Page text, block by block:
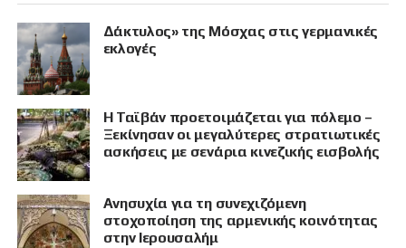
Δάκτυλος» της Μόσχας στις γερμανικές
εκλογές
Η Ταϊβάν προετοιμάζεται για πόλεμο –
Ξεκίνησαν οι μεγαλύτερες στρατιωτικές
ασκήσεις με σενάρια κινεζικής εισβολής
Ανησυχία για τη συνεχιζόμενη
στοχοποίηση της αρμενικής κοινότητας
στην Ιερουσαλήμ